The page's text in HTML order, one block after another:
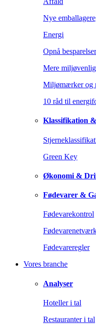
Nye
Energi
Opnå besparelser
Mere
Miljømærker og
10 råd til
Klassifikation
Green Key
Økonomi &
Fødevarer &
Fødevarekontrol
Fødevareregler
Vores branche
Analyser
Hoteller i tal
Restauranter i tal